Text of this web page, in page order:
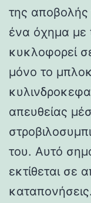
της αποβολής
ένα όχημα με
κυκλοφορεί
μόνο το
απευθείας
του. Αυτό
εκτίθεται σε